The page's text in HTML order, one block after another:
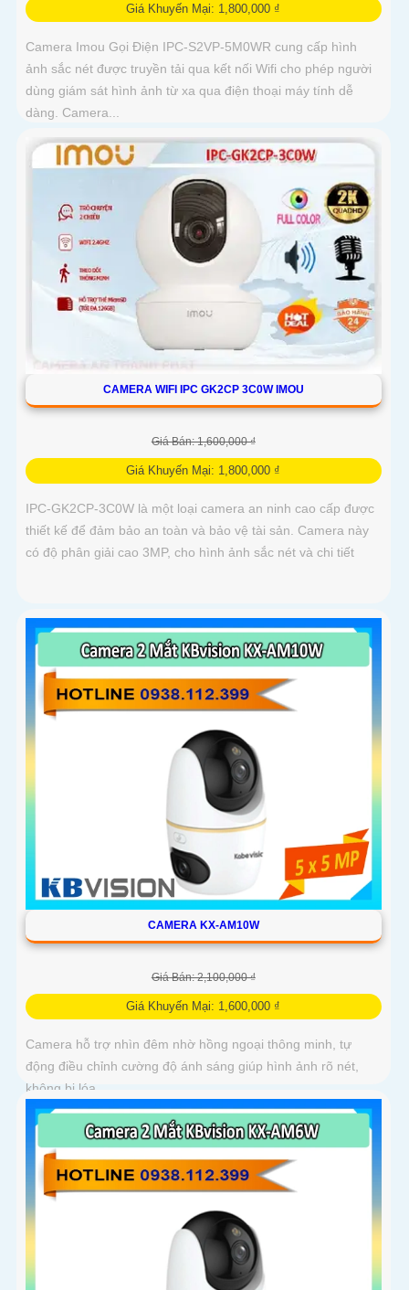
Giá Khuyến Mại: 1,800,000 ₫
Camera Imou Gọi Điện IPC-S2VP-5M0WR cung cấp hình
ảnh sắc nét được truyền tải qua kết nối Wifi cho phép người
dùng giám sát hình ảnh từ xa qua điện thoại máy tính dễ
dàng. Camera...
CAMERA WIFI IPC GK2CP 3C0W IMOU
Giá Bán: 1,600,000 ₫
Giá Khuyến Mại: 1,800,000 ₫
IPC-GK2CP-3C0W là một loại camera an ninh cao cấp được
thiết kế để đảm bảo an toàn và bảo vệ tài sản. Camera này
có độ phân giải cao 3MP, cho hình ảnh sắc nét và chi tiết
CAMERA KX-AM10W
Giá Bán: 2,100,000 ₫
Giá Khuyến Mại: 1,600,000 ₫
Camera hỗ trợ nhìn đêm nhờ hồng ngoại thông minh, tự
động điều chỉnh cường độ ánh sáng giúp hình ảnh rõ nét,
không bị lóa